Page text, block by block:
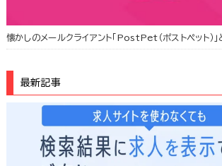
懐かしのメールクライアント「PostPet（ポストペット）
最新記事